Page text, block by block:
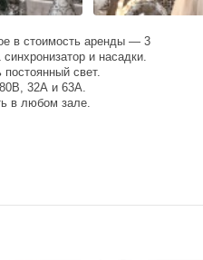
в стоимость аренды — 3
и насадки.
свет.
32А и 63А.
в любом зале.